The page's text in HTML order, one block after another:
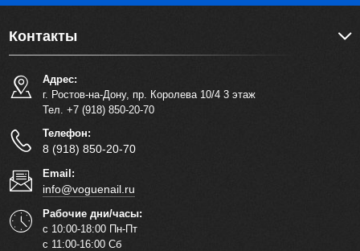
Контакты
Адрес:
г. Ростов-на-Дону, пр. Королева 10/4 3 этаж
Тел. +7 (918) 850-20-70
Телефон:
8 (918) 850-20-70
Email:
info@voguenail.ru
Рабочие дни/часы:
с 10:00-18:00 Пн-Пт
с 11:00-16:00 Сб